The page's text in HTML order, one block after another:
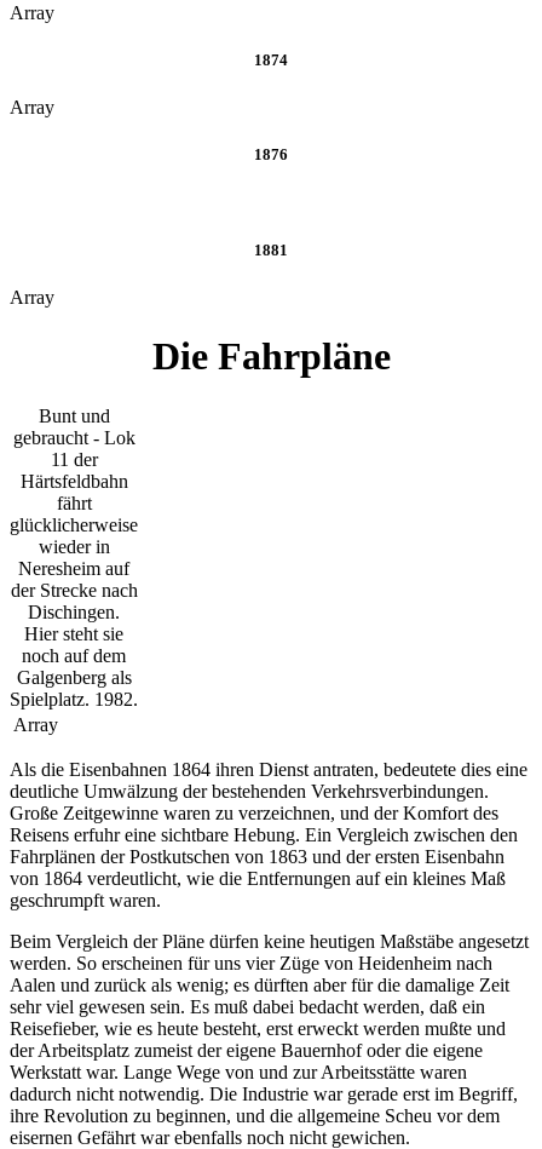
Array
1874
Array
1876
1881
Array
Die Fahrpläne
Bunt und
gebraucht - Lok
11 der
Härtsfeldbahn
fährt
glücklicherweise
wieder in
Neresheim auf
der Strecke nach
Dischingen.
Hier steht sie
noch auf dem
Galgenberg als
Spielplatz. 1982.
Array
Als die Eisenbahnen 1864 ihren Dienst antraten, bedeutete dies eine
deutliche Umwälzung der bestehenden Verkehrsverbindungen.
Große Zeitgewinne waren zu verzeichnen, und der Komfort des
Reisens erfuhr eine sichtbare Hebung. Ein Vergleich zwischen den
Fahrplänen der Postkutschen von 1863 und der ersten Eisenbahn
von 1864 verdeutlicht, wie die Entfernungen auf ein kleines Maß
geschrumpft waren.
Beim Vergleich der Pläne dürfen keine heutigen Maßstäbe angesetzt
werden. So erscheinen für uns vier Züge von Heidenheim nach
Aalen und zurück als wenig; es dürften aber für die damalige Zeit
sehr viel gewesen sein. Es muß dabei bedacht werden, daß ein
Reisefieber, wie es heute besteht, erst erweckt werden mußte und
der Arbeitsplatz zumeist der eigene Bauernhof oder die eigene
Werkstatt war. Lange Wege von und zur Arbeitsstätte waren
dadurch nicht notwendig. Die Industrie war gerade erst im Begriff,
ihre Revolution zu beginnen, und die allgemeine Scheu vor dem
eisernen Gefährt war ebenfalls noch nicht gewichen.